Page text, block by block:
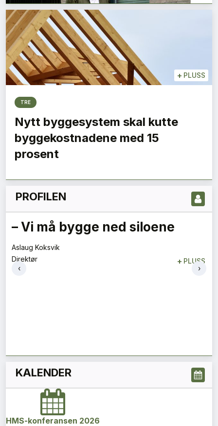
LES NYESTE UTGIVELSE HER
+ PLUSS
TRE
Nytt byggesystem skal kutte
byggekostnadene med 15
prosent
PROFILEN
Flygelederen som ble best på
bakken
Tore Tveit
‹ ›
KALENDER
HMS-konferansen 2026